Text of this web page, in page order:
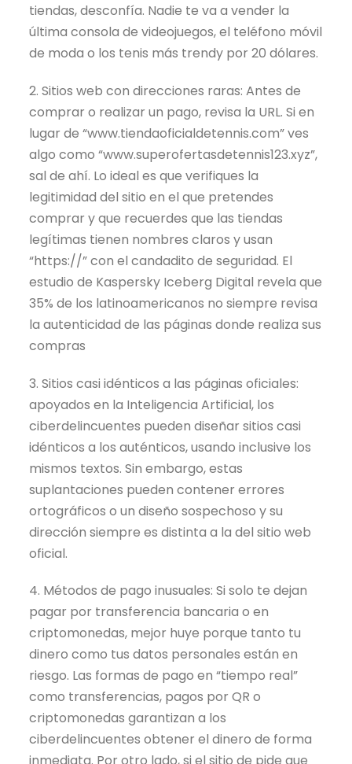
tiendas, desconfía. Nadie te va a vender la
última consola de videojuegos, el teléfono móvil
de moda o los tenis más trendy por 20 dólares.
2. Sitios web con direcciones raras: Antes de
comprar o realizar un pago, revisa la URL. Si en
lugar de “www.tiendaoficialdetennis.com” ves
algo como “www.superofertasdetennis123.xyz”,
sal de ahí. Lo ideal es que verifiques la
legitimidad del sitio en el que pretendes
comprar y que recuerdes que las tiendas
legítimas tienen nombres claros y usan
“https://” con el candadito de seguridad. El
estudio de Kaspersky Iceberg Digital revela que
35% de los latinoamericanos no siempre revisa
la autenticidad de las páginas donde realiza sus
compras
3. Sitios casi idénticos a las páginas oficiales:
apoyados en la Inteligencia Artificial, los
ciberdelincuentes pueden diseñar sitios casi
idénticos a los auténticos, usando inclusive los
mismos textos. Sin embargo, estas
suplantaciones pueden contener errores
ortográficos o un diseño sospechoso y su
dirección siempre es distinta a la del sitio web
oficial.
4. Métodos de pago inusuales: Si solo te dejan
pagar por transferencia bancaria o en
criptomonedas, mejor huye porque tanto tu
dinero como tus datos personales están en
riesgo. Las formas de pago en “tiempo real”
como transferencias, pagos por QR o
criptomonedas garantizan a los
ciberdelincuentes obtener el dinero de forma